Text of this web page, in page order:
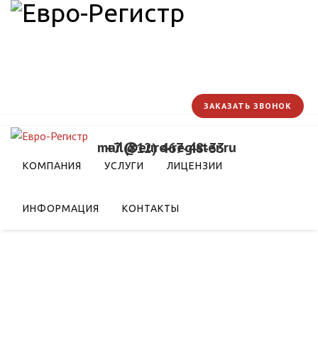
+7 (812) 467-48-33
mail@euro-register.ru
ЗАКАЗАТЬ ЗВОНОК
КОМПАНИЯ УСЛУГИ ЛИЦЕНЗИИ
ИНФОРМАЦИЯ КОНТАКТЫ
из стран ЕАЭС